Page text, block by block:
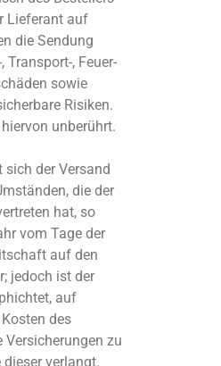
Lieferant auf
die Sendung
Transport-, Feuer-
sowie
Risiken.
unberührt.
sich der Versand
die der
hat, so
vom Tage der
auf den
jedoch ist der
auf
des
Versicherungen zu
dieser verlangt.